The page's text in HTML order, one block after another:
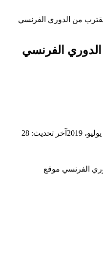
يقترب من الدوري الفرنسي
الفرنسي
آخر تحديث: 28